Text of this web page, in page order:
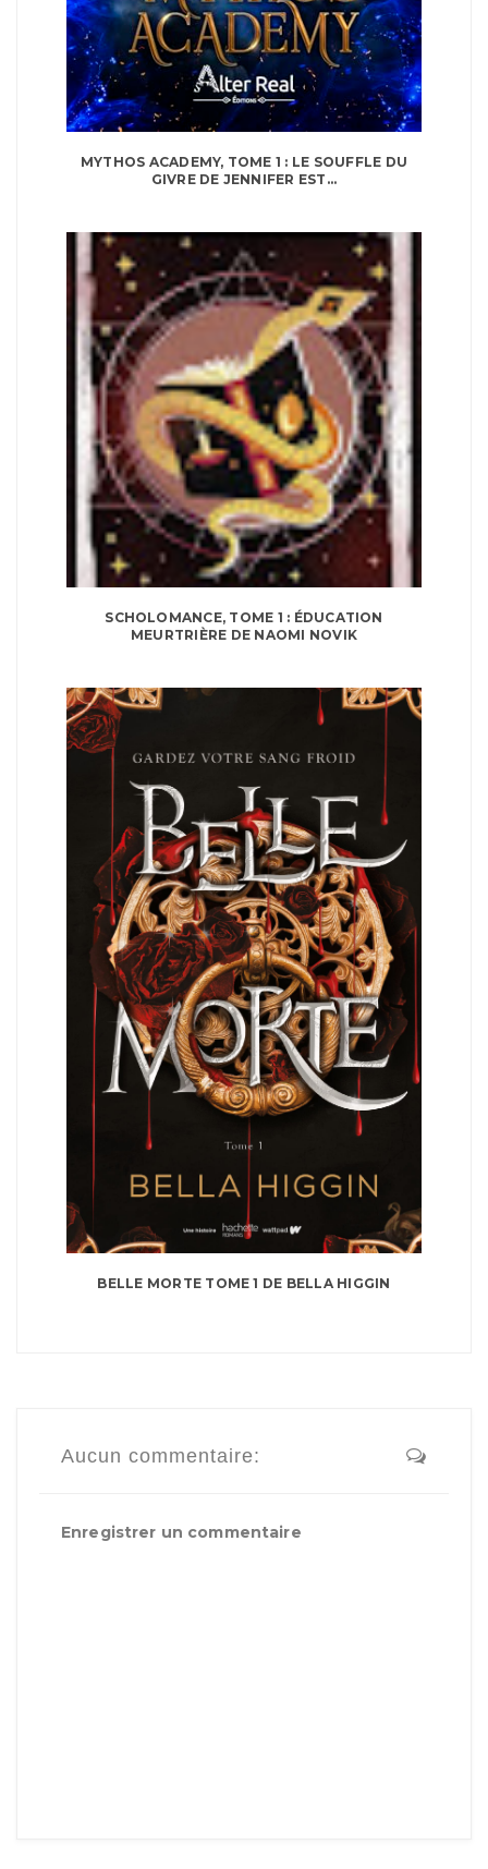
MYTHOS ACADEMY, TOME 1 : LE SOUFFLE DU
GIVRE DE JENNIFER EST...
SCHOLOMANCE, TOME 1 : ÉDUCATION
MEURTRIÈRE DE NAOMI NOVIK
BELLE MORTE TOME 1 DE BELLA HIGGIN
Aucun commentaire:
Enregistrer un commentaire